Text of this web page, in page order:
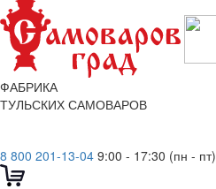
ФАБРИКА
ТУЛЬСКИХ САМОВАРОВ
8 800 201-13-04 9:00 - 17:30 (пн - пт)